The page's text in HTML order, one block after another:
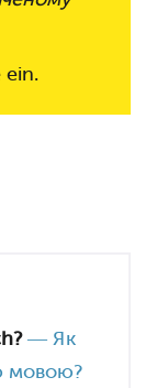
— Як
мовою?